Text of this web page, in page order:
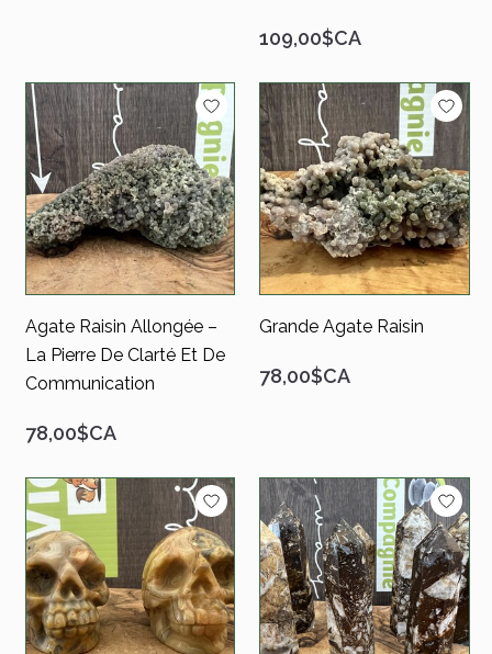
109,00$CA
78,00$CA
Agate Raisin Allongée –
La Pierre De Clarté Et De
Communication
78,00$CA
Grande Agate Raisin